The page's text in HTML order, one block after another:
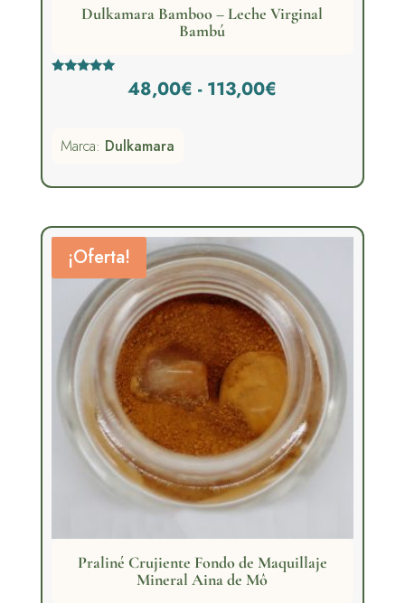
Dulkamara Bamboo – Leche Virginal
Bambú
48,00€ - 113,00€
desde
hasta
113,00€
Marca: Dulkamara
¡Oferta!
Praliné Crujiente Fondo de Maquillaje
Mineral Aina de Mô